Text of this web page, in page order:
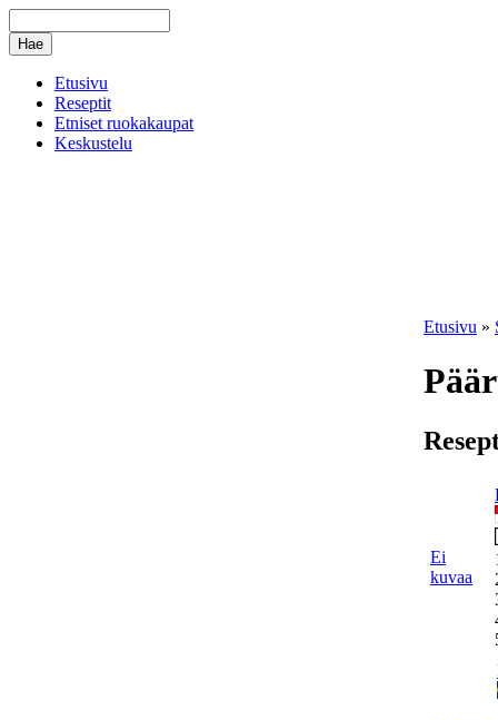
Etusivu
Reseptit
Etniset ruokakaupat
Keskustelu
Etusivu »
Ei
kuvaa